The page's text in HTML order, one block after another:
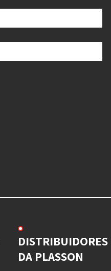
DISTRIBUIDORES
DA PLASSON